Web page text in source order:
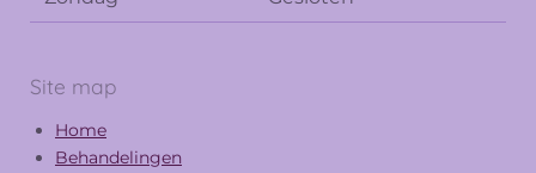
Site map
Home
Behandelingen